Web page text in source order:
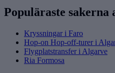
Populäraste sakerna
Kryssningar i Faro
Hop-on Hop-off-turer i
Flygplatstransfer i Algarve
Ria Formosa